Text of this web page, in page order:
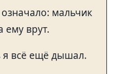
мальчик
ему врут.
я всё ещё дышал.